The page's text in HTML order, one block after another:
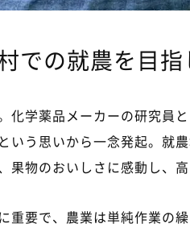
での就農を目指
化学薬品メーカーの研究員
いう思いから一念発起。就
果物のおいしさに感動し、
重要で、農業は単純作業の